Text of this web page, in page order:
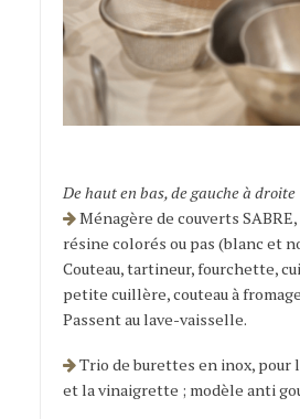
De haut en bas, de gauche à droite
Ménagère de couverts
résine colorés ou pas (blanc et
Couteau, tartineur, fourchette,
petite cuillère, couteau à
Passent au lave-vaisselle.
Trio de burettes en inox, pour
et la vinaigrette ; modèle anti